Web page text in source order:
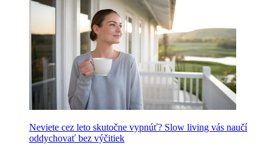
Neviete cez leto skutočne vypnúť? Slow living vás naučí
oddychovať bez výčitiek